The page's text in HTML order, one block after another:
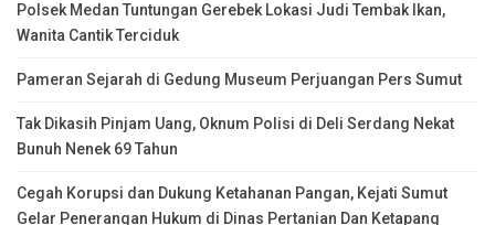
Polsek Medan Tuntungan Gerebek Lokasi Judi Tembak Ikan,
Wanita Cantik Terciduk
Pameran Sejarah di Gedung Museum Perjuangan Pers Sumut
Tak Dikasih Pinjam Uang, Oknum Polisi di Deli Serdang Nekat
Bunuh Nenek 69 Tahun
Cegah Korupsi dan Dukung Ketahanan Pangan, Kejati Sumut
Gelar Penerangan Hukum di Dinas Pertanian Dan Ketapang